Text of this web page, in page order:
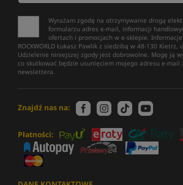
Wyrażam zgodę na otrzymywanie drogą
formularzu adres e-mail, informacji
ofertach i promocjach w e-sklepie. Informacje
ROCKWORLD Łukasz Pawlik z siedzibą w 48-130 Kietrz,
Udzielenie niniejszej zgody jest dobrowolne. Mogę ją
co skutkować będzie usunięciem mojego adresu e-
newslettera.
Znajdź nas na:
Płatności: